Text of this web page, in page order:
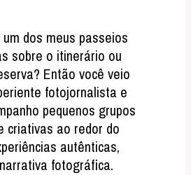
dos meus passeios
sobre o itinerário ou
Então você veio
fotojornalista e
pequenos grupos
criativas ao redor do
autênticas,
fotográfica.